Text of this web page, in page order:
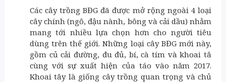
Các cây trồng BĐG đã được mở rộng ngoài 4 loại
cây chính (ngô, đậu nành, bông và cải dầu) nhằm
mang tới nhiều lựa chọn hơn cho người tiêu
dùng trên thế giới. Những loại cây BĐG mới này,
gồm củ cải đường, đu đủ, bí, cà tím và khoai tâ
cùng với sự xuất hiện của táo vào năm 2017.
Khoai tây là giống cây trồng quan trọng và chủ